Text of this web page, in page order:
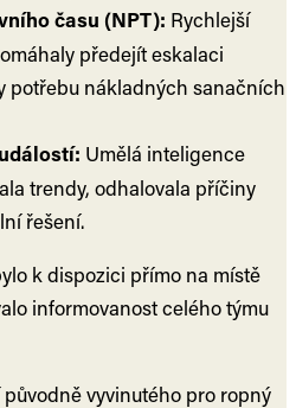
času (NPT): Rychlejší
předejít eskalaci
potřebu nákladných sanačních
Umělá inteligence
trendy, odhalovala příčiny
řešení.
k dispozici přímo na místě
informovanost celého týmu
vyvinutého pro ropný